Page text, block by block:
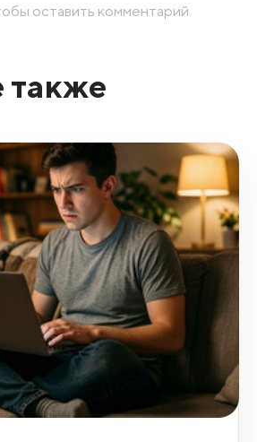
оставить комментарий.
также